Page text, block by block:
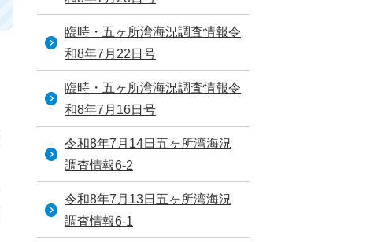
臨時・五ヶ所湾海況調査情報令
和8年7月22日号
臨時・五ヶ所湾海況調査情報令
和8年7月16日号
令和8年7月14日五ヶ所湾海況
調査情報6-2
令和8年7月13日五ヶ所湾海況
調査情報6-1